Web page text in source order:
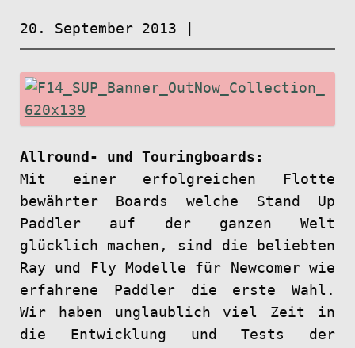
20. September 2013
Allround- und Touringboards:
Mit einer erfolgreichen Flotte
bewährter Boards welche Stand Up
Paddler auf der ganzen Welt
glücklich machen, sind die beliebten
Ray und Fly Modelle für Newcomer wie
erfahrene Paddler die erste Wahl.
Wir haben unglaublich viel Zeit in
die Entwicklung und Tests der